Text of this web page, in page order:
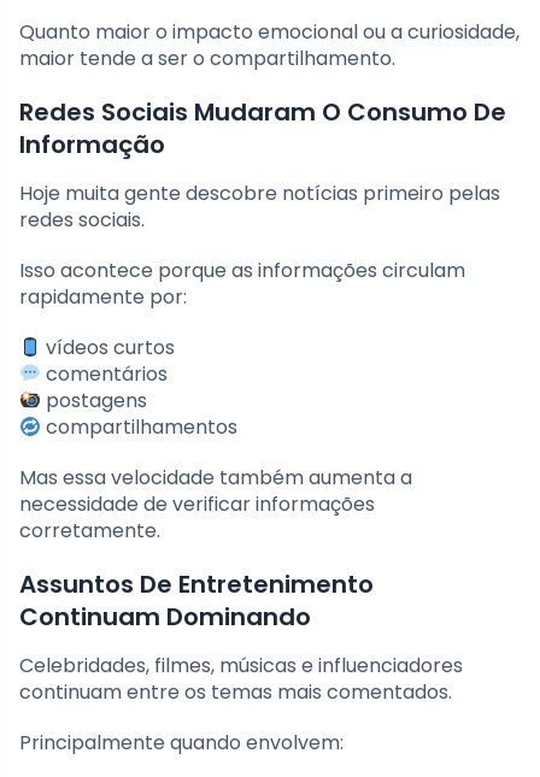
Quanto maior o impacto emocional ou a curiosidade,
maior tende a ser o compartilhamento.
Redes Sociais Mudaram O Consumo De
Informação
Hoje muita gente descobre notícias primeiro pelas
redes sociais.
Isso acontece porque as informações circulam
rapidamente por:
vídeos curtos
comentários
postagens
compartilhamentos
Mas essa velocidade também aumenta a
necessidade de verificar informações
corretamente.
Assuntos De Entretenimento
Continuam Dominando
Celebridades, filmes, músicas e influenciadores
continuam entre os temas mais comentados.
Principalmente quando envolvem: